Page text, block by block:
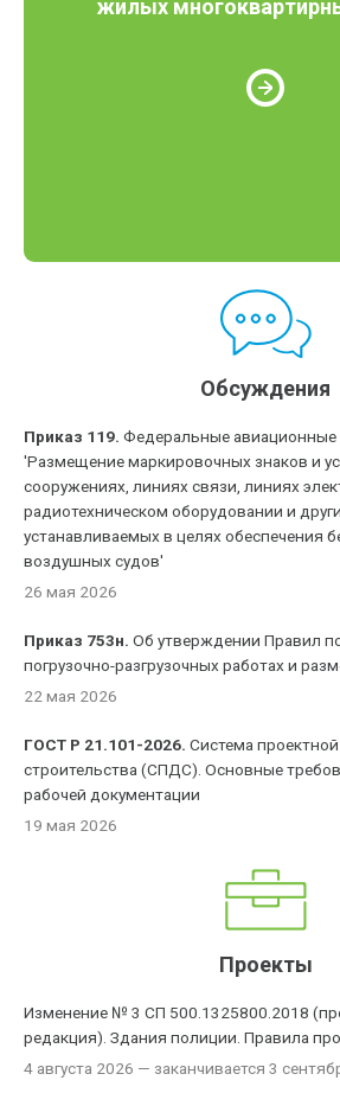
жилых
Обсуждения
Приказ 119. Федеральные авиационные
'Размещение маркировочных знаков и
сооружениях, линиях связи, линиях
радиотехническом оборудовании и
устанавливаемых в целях обеспечения
воздушных судов'
26 мая 2026
Приказ 753н. Об утверждении Правил
погрузочно-разгрузочных работах и
22 мая 2026
ГОСТ Р 21.101-2026. Система
строительства (СПДС). Основные
рабочей документации
19 мая 2026
Проекты
Изменение № 3 СП 500.1325800.2018
редакция). Здания полиции. Правила
4 августа 2026 — заканчивается 3